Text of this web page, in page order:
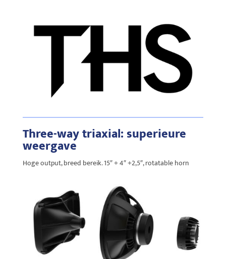
Three-way triaxial: superieure
weergave
Hoge output, breed bereik. 15″ + 4″ +2,5″, rotatable horn